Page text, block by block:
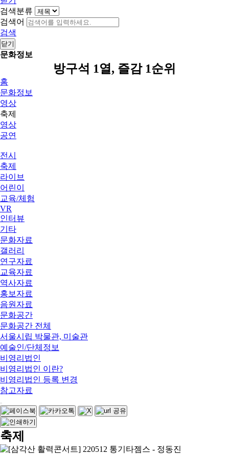
검색분류
검색어
검색
닫기
문화정보
방구석 1열, 즐감 1순위
홈
문화정보
영상
축제
영상
공연
전시
축제
라이브
어린이
교육/체험
VR
인터뷰
기타
문화자료
갤러리
연구자료
교육자료
역사자료
홍보자료
음원자료
문화공간
문화공간 전체
서울시립 박물관, 미술관
예술인/단체정보
비영리법인
비영리법인 이란?
비영리법인 등록 변경
참고자료
축제